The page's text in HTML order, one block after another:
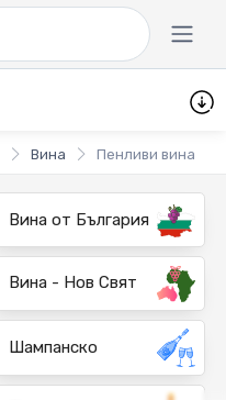
Вина Пенливи вина
Вина от България
Вина - Нов Свят
Шампанско